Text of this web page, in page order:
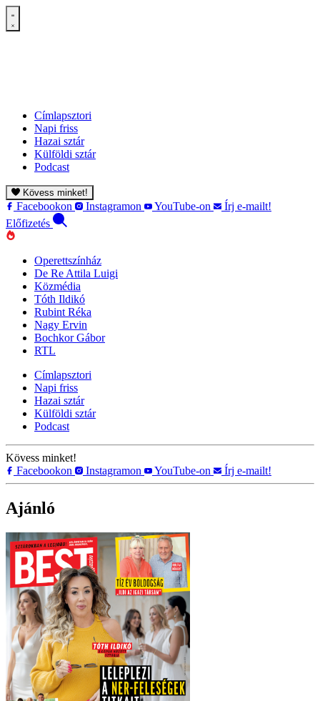
Címlapsztori
Napi friss
Hazai sztár
Külföldi sztár
Podcast
Kövess minket!
Facebookon Instagramon YouTube-on
Írj e-mailt!
Előfizetés
Operettszínház
De Re Attila Luigi
Közmédia
Tóth Ildikó
Rubint Réka
Nagy Ervin
Bochkor Gábor
RTL
Címlapsztori
Napi friss
Hazai sztár
Külföldi sztár
Podcast
Kövess minket!
Facebookon
Instagramon YouTube-on Írj e-mailt!
Ajánló